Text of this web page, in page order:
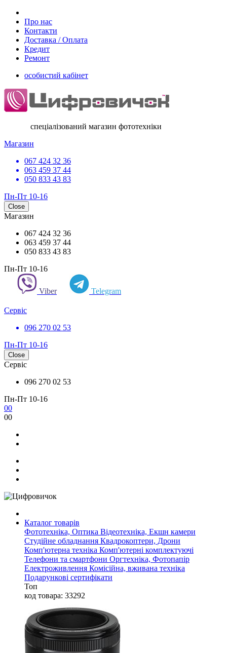
Про нас
Контакти
Доставка / Оплата
Кредит
Ремонт
особистий кабінет
спеціалізований магазин фототехніки
Магазин
067 424 32 36
063 459 37 44
050 833 43 83
Пн-Пт 10-16
Close
Магазин
067 424 32 36
063 459 37 44
050 833 43 83
Пн-Пт 10-16
Viber Telegram
Сервіс
096 270 02 53
Пн-Пт 10-16
Close
Сервіс
096 270 02 53
Пн-Пт 10-16
00
00
Каталог товарів
Фототехніка, Оптика Відеотехніка, Екшн камери
Студійне обладнання Квадрокоптери, Дрони
Комп'ютерна техніка Комп'ютерні комплектуючі
Телефони та смартфони Оргтехніка, Фотопапір
Електроживлення Комісійна, вживана техніка
Подарункові сертифікати
Топ
код товара: 33292